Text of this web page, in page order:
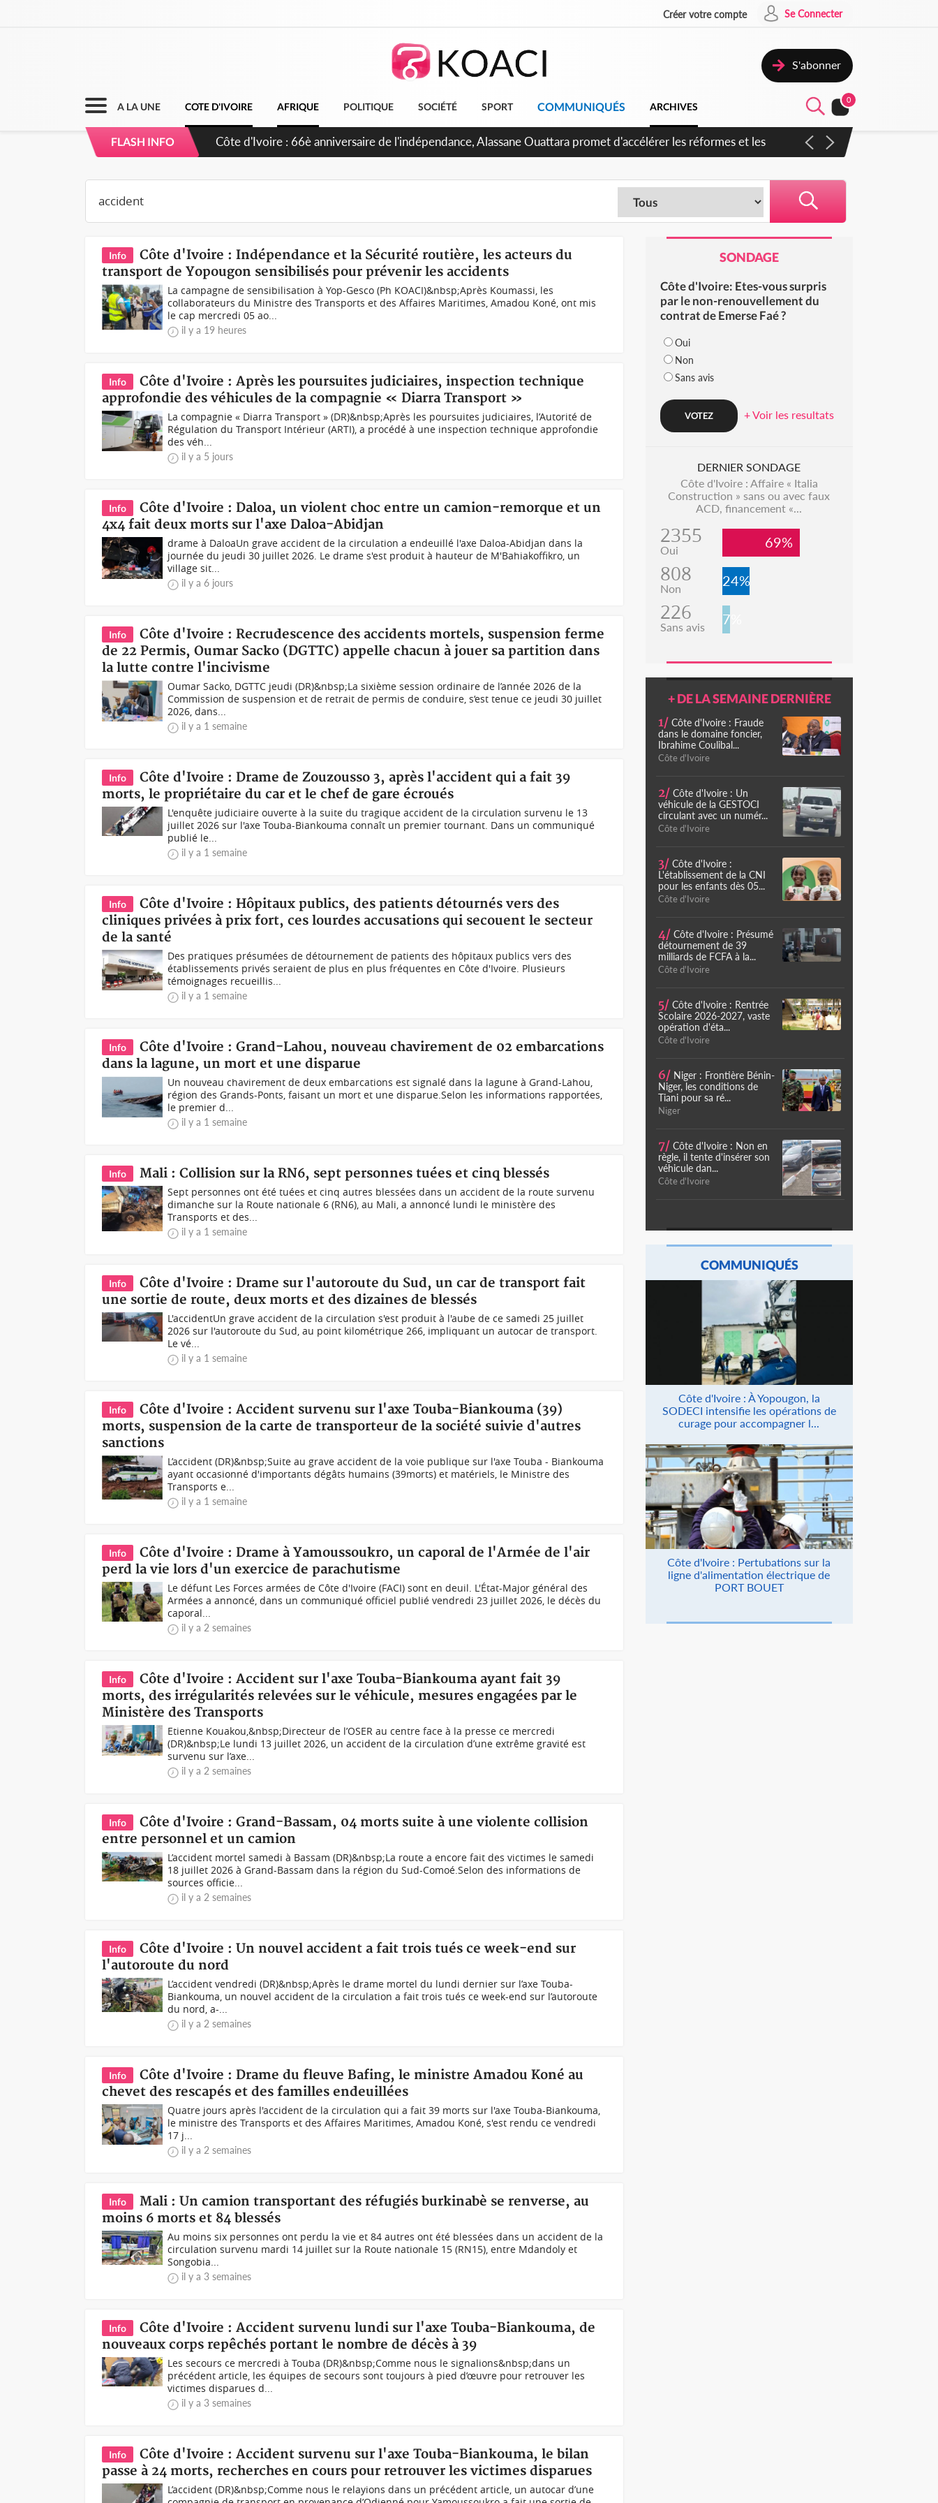
Créer votre compte Se Connecter
S'abonner
A LA UNE COTE D'IVOIRE AFRIQUE POLITIQUE SOCIÉTÉ SPORT COMMUNIQUÉS ARCHIVES
0
FLASH INFO
Côte d'Ivoire : À Abidjan, Amadou Oury Bah admire le modèle ivoirien et veut s'en inspirer pour accélérer le
Info
Côte d'Ivoire : Indépendance et la Sécurité routière, les acteurs du
transport de Yopougon sensibilisés pour prévenir les accidents
La campagne de sensibilisation à Yop-Gesco (Ph KOACI)&nbsp;Après Koumassi, les
collaborateurs du Ministre des Transports et des Affaires Maritimes, Amadou Koné, ont mis
le cap mercredi 05 ao...
il y a 19 heures
Info
Côte d'Ivoire : Après les poursuites judiciaires, inspection technique
approfondie des véhicules de la compagnie « Diarra Transport »
La compagnie « Diarra Transport » (DR)&nbsp;Après les poursuites judiciaires, l’Autorité de
Régulation du Transport Intérieur (ARTI), a procédé à une inspection technique approfondie
des véh...
il y a 5 jours
Info
Côte d'Ivoire : Daloa, un violent choc entre un camion-remorque et un
4x4 fait deux morts sur l'axe Daloa-Abidjan
drame à DaloaUn grave accident de la circulation a endeuillé l'axe Daloa-Abidjan dans la
journée du jeudi 30 juillet 2026. Le drame s'est produit à hauteur de M'Bahiakoffikro, un
village sit...
il y a 6 jours
Info
Côte d'Ivoire : Recrudescence des accidents mortels, suspension ferme
de 22 Permis, Oumar Sacko (DGTTC) appelle chacun à jouer sa partition dans
la lutte contre l'incivisme
Oumar Sacko, DGTTC jeudi (DR)&nbsp;La sixième session ordinaire de l’année 2026 de la
Commission de suspension et de retrait de permis de conduire, s‘est tenue ce jeudi 30 juillet
2026, dans...
il y a 1 semaine
Info
Côte d'Ivoire : Drame de Zouzousso 3, après l'accident qui a fait 39
morts, le propriétaire du car et le chef de gare écroués
L'enquête judiciaire ouverte à la suite du tragique accident de la circulation survenu le 13
juillet 2026 sur l'axe Touba-Biankouma connaît un premier tournant. Dans un communiqué
publié le...
il y a 1 semaine
Info
Côte d'Ivoire : Hôpitaux publics, des patients détournés vers des
cliniques privées à prix fort, ces lourdes accusations qui secouent le secteur
de la santé
Des pratiques présumées de détournement de patients des hôpitaux publics vers des
établissements privés seraient de plus en plus fréquentes en Côte d'Ivoire. Plusieurs
témoignages recueillis...
il y a 1 semaine
Info
Côte d'Ivoire : Grand-Lahou, nouveau chavirement de 02 embarcations
dans la lagune, un mort et une disparue
Un nouveau chavirement de deux embarcations est signalé dans la lagune à Grand-Lahou,
région des Grands-Ponts, faisant un mort et une disparue.Selon les informations rapportées,
le premier d...
il y a 1 semaine
Info Mali : Collision sur la RN6, sept personnes tuées et cinq blessés
Sept personnes ont été tuées et cinq autres blessées dans un accident de la route survenu
dimanche sur la Route nationale 6 (RN6), au Mali, a annoncé lundi le ministère des
Transports et des...
il y a 1 semaine
Info
Côte d'Ivoire : Drame sur l'autoroute du Sud, un car de transport fait
une sortie de route, deux morts et des dizaines de blessés
L'accidentUn grave accident de la circulation s'est produit à l'aube de ce samedi 25 juillet
2026 sur l'autoroute du Sud, au point kilométrique 266, impliquant un autocar de transport.
Le vé...
il y a 1 semaine
Info
Côte d'Ivoire : Accident survenu sur l'axe Touba-Biankouma (39)
morts, suspension de la carte de transporteur de la société suivie d'autres
sanctions
L’accident (DR)&nbsp;Suite au grave accident de la voie publique sur l'axe Touba - Biankouma
ayant occasionné d'importants dégâts humains (39morts) et matériels, le Ministre des
Transports e...
il y a 1 semaine
Info
Côte d'Ivoire : Drame à Yamoussoukro, un caporal de l'Armée de l'air
perd la vie lors d'un exercice de parachutisme
Le défunt Les Forces armées de Côte d'Ivoire (FACI) sont en deuil. L'État-Major général des
Armées a annoncé, dans un communiqué officiel publié vendredi 23 juillet 2026, le décès du
caporal...
il y a 2 semaines
Info
Côte d'Ivoire : Accident sur l'axe Touba-Biankouma ayant fait 39
morts, des irrégularités relevées sur le véhicule, mesures engagées par le
Ministère des Transports
Etienne Kouakou,&nbsp;Directeur de l’OSER au centre face à la presse ce mercredi
(DR)&nbsp;Le lundi 13 juillet 2026, un accident de la circulation d’une extrême gravité est
survenu sur l’axe...
il y a 2 semaines
Info
Côte d'Ivoire : Grand-Bassam, 04 morts suite à une violente collision
entre personnel et un camion
L’accident mortel samedi à Bassam (DR)&nbsp;La route a encore fait des victimes le samedi
18 juillet 2026 à Grand-Bassam dans la région du Sud-Comoé.Selon des informations de
sources officie...
il y a 2 semaines
Info
Côte d'Ivoire : Un nouvel accident a fait trois tués ce week-end sur
l'autoroute du nord
L’accident vendredi (DR)&nbsp;Après le drame mortel du lundi dernier sur l’axe Touba-
Biankouma, un nouvel accident de la circulation a fait trois tués ce week-end sur l’autoroute
du nord, a-...
il y a 2 semaines
Info
Côte d'Ivoire : Drame du fleuve Bafing, le ministre Amadou Koné au
chevet des rescapés et des familles endeuillées
Quatre jours après l'accident de la circulation qui a fait 39 morts sur l'axe Touba-Biankouma,
le ministre des Transports et des Affaires Maritimes, Amadou Koné, s'est rendu ce vendredi
17 j...
il y a 2 semaines
Info
Mali : Un camion transportant des réfugiés burkinabè se renverse, au
moins 6 morts et 84 blessés
Au moins six personnes ont perdu la vie et 84 autres ont été blessées dans un accident de la
circulation survenu mardi 14 juillet sur la Route nationale 15 (RN15), entre Mdandoly et
Songobia...
il y a 3 semaines
Info
Côte d'Ivoire : Accident survenu lundi sur l'axe Touba-Biankouma, de
nouveaux corps repêchés portant le nombre de décès à 39
Les secours ce mercredi à Touba (DR)&nbsp;Comme nous le signalions&nbsp;dans un
précédent article, les équipes de secours sont toujours à pied d’œuvre pour retrouver les
victimes disparues d...
il y a 3 semaines
Info
Côte d'Ivoire : Accident survenu sur l'axe Touba-Biankouma, le bilan
passe à 24 morts, recherches en cours pour retrouver les victimes disparues
L’accident (DR)&nbsp;Comme nous le relayions dans un précédent article, un autocar d’une
SONDAGE
Côte d'Ivoire: Etes-vous surpris
par le non-renouvellement du
contrat de Emerse Faé ?
Oui
Non
Sans avis
+ Voir les resultats
DERNIER SONDAGE
Côte d'Ivoire : Affaire « Italia
Construction » sans ou avec faux
ACD, financement «...
2355
Oui 69%
808
Non 24%
226
Sans avis 7%
+ DE LA SEMAINE DERNIÈRE
1/ Côte d'Ivoire : Fraude
dans le domaine foncier,
Ibrahime Coulibal...
Côte d'Ivoire
2/ Côte d'Ivoire : Un
véhicule de la GESTOCI
circulant avec un numér...
Côte d'Ivoire
3/ Côte d'Ivoire :
L'établissement de la CNI
pour les enfants dès 05...
Côte d'Ivoire
4/ Côte d'Ivoire : Présumé
détournement de 39
milliards de FCFA à la...
Côte d'Ivoire
5/ Côte d'Ivoire : Rentrée
Scolaire 2026-2027, vaste
opération d'éta...
Côte d'Ivoire
6/ Niger : Frontière Bénin-
Niger, les conditions de
Tiani pour sa ré...
Niger
7/ Côte d'Ivoire : Non en
règle, il tente d'insérer son
véhicule dan...
Côte d'Ivoire
COMMUNIQUÉS
Côte d'Ivoire : À Yopougon, la
SODECI intensifie les opérations de
curage pour accompagner l...
Côte d'Ivoire : Pertubations sur la
ligne d'alimentation électrique de
PORT BOUET